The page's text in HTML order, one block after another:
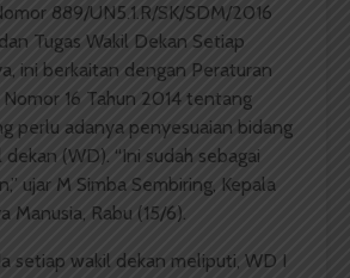
889/UN5.1.R/SK/SDM/2016
Tugas Wakil Dekan Setiap
ini berkaitan dengan Peraturan
16 Tahun 2014 tentang
perlu adanya penyesuaian bidang
(WD). “Ini sudah sebagai
ujar M Simba Sembiring, Kepala
Manusia, Rabu (15/6).
setiap wakil dekan meliputi, WD I